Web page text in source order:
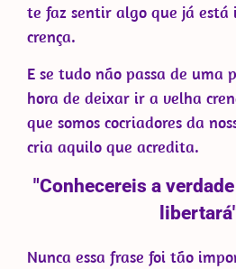
te faz sentir algo que já
crença.
E se tudo não passa de uma
hora de deixar ir a velha
que somos cocriadores da
cria aquilo que acredita.
"Conhecereis a
Nunca essa frase foi tão